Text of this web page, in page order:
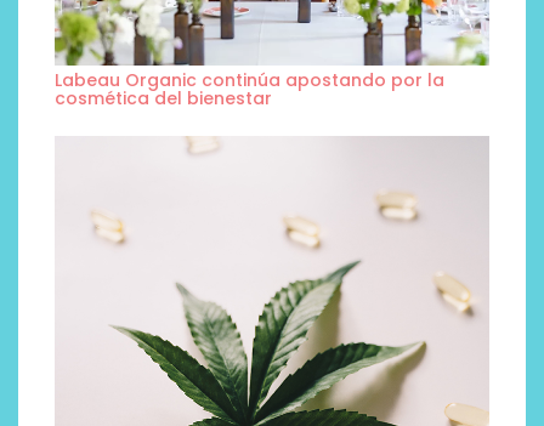
Labeau Organic continúa apostando por la
cosmética del bienestar